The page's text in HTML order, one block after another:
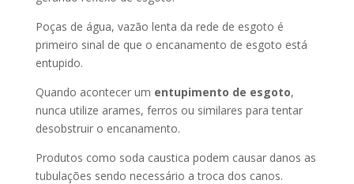
Poças de água, vazão lenta da rede de esgoto é
primeiro sinal de que o encanamento de esgoto está
entupido.
Quando acontecer um entupimento de esgoto,
nunca utilize arames, ferros ou similares para tentar
desobstruir o encanamento.
Produtos como soda caustica podem causar danos as
tubulações sendo necessário a troca dos canos.